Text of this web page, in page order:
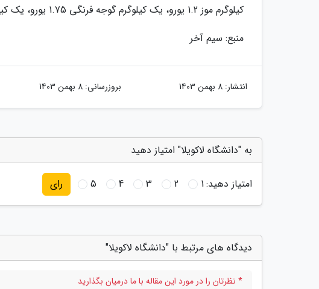
کیلوگرم موز 1.2 یورو، یک کیلوگرم گوجه فرنگی 1.75 یورو، یک کیلوگرم سیب زمینی 1.2 یورو و یک کیلوگرم پیاز 1.7 یورو.
منبع: سیم آخر
انتشار: 8 بهمن 1403 بروزرسانی: 8 بهمن 1403
به "دانشگاه لاکویلا" امتیاز دهید
امتیاز دهید:1
2
3
4
5 رای
دیدگاه های مرتبط با "دانشگاه لاکویلا"
* نظرتان را در مورد این مقاله با ما درمیان بگذارید